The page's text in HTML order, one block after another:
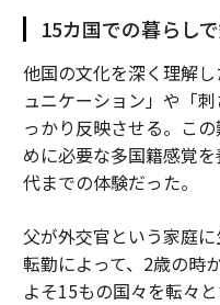
15カ国での暮らし
他国の文化を深く理解
ュニケーション」や「
っかり反映させる。こ
めに必要な多国籍感覚
代までの体験だった。
父が外交官という家庭
転勤によって、2歳の
よそ15もの国々を転々